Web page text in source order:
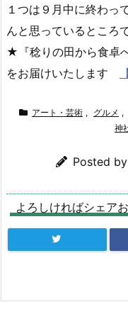
１つは９月中に終わっ
んと思っているところ
★『稔りの田から食卓
をお届けいたします
アート・芸術 , グルメ ,
神
Posted by
よろしければシェア